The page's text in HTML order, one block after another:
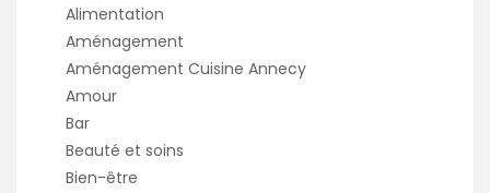
Alimentation
Aménagement
Aménagement Cuisine Annecy
Amour
Bar
Beauté et soins
Bien-être